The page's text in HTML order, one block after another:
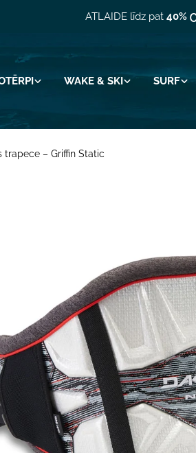
ATLAIDE līdz pat40%
WAKE & SKI SURF
trapece – Griffin Static
logā